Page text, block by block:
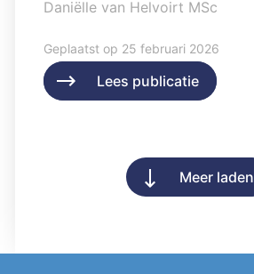
Lees publicatie
Daniëlle van Helvoirt MSc
Geplaatst op 25 februari 2026
Lees publicatie
Meer laden